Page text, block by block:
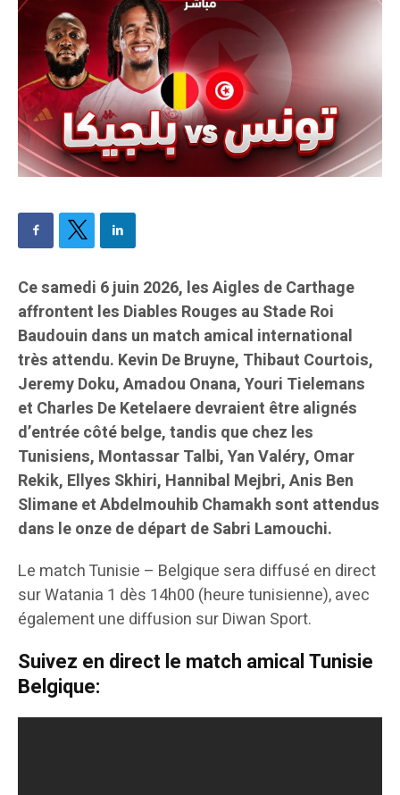
Ce samedi 6 juin 2026, les Aigles de Carthage
affrontent les Diables Rouges au Stade Roi
Baudouin dans un match amical international
très attendu. Kevin De Bruyne, Thibaut Courtois,
Jeremy Doku, Amadou Onana, Youri Tielemans
et Charles De Ketelaere devraient être alignés
d’entrée côté belge, tandis que chez les
Tunisiens, Montassar Talbi, Yan Valéry, Omar
Rekik, Ellyes Skhiri, Hannibal Mejbri, Anis Ben
Slimane et Abdelmouhib Chamakh sont attendus
dans le onze de départ de Sabri Lamouchi.
Le match Tunisie – Belgique sera diffusé en direct
sur Watania 1 dès 14h00 (heure tunisienne), avec
également une diffusion sur Diwan Sport.
Suivez en direct le match amical Tunisie
Belgique: